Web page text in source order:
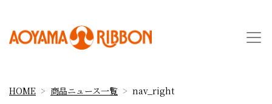
HOME 商品ニュース一覧 nav_right